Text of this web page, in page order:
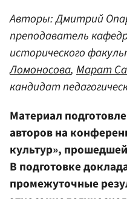
Авторы: Дмитрий
преподаватель
исторического
Ломоносова, Марат
кандидат
Материал
авторов на
культур»,
В подготовке
промежуточные